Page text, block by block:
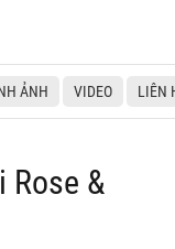
ẢNH VIDEO LIÊN
Rose &